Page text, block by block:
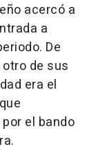
acercó a
a
De
de sus
era el
el bando